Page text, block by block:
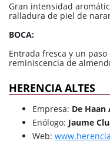
Gran intensidad
ralladura de piel de
BOCA:
Entrada fresca y un
reminiscencia de
HERENCIA ALTES
Empresa: De Haan
Enólogo: Jaume
Web: